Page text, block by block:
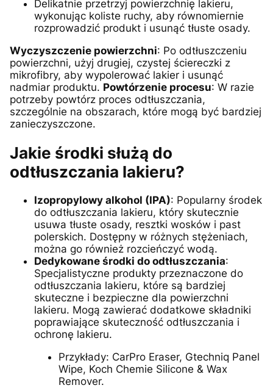
Delikatnie przetrzyj powierzchnię lakieru,
wykonując koliste ruchy, aby równomiernie
rozprowadzić produkt i usunąć tłuste osady.
Wyczyszczenie powierzchni: Po odtłuszczeniu
powierzchni, użyj drugiej, czystej ściereczki z
mikrofibry, aby wypolerować lakier i usunąć
nadmiar produktu. Powtórzenie procesu: W razie
potrzeby powtórz proces odtłuszczania,
szczególnie na obszarach, które mogą być bardziej
zanieczyszczone.
Jakie środki służą do
odtłuszczania lakieru?
Izopropylowy alkohol (IPA): Popularny środek
do odtłuszczania lakieru, który skutecznie
usuwa tłuste osady, resztki wosków i past
polerskich. Dostępny w różnych stężeniach,
można go również rozcieńczyć wodą.
Dedykowane środki do odtłuszczania:
Specjalistyczne produkty przeznaczone do
odtłuszczania lakieru, które są bardziej
skuteczne i bezpieczne dla powierzchni
lakieru. Mogą zawierać dodatkowe składniki
poprawiające skuteczność odtłuszczania i
ochronę lakieru.
Przykłady: CarPro Eraser, Gtechniq Panel
Wipe, Koch Chemie Silicone & Wax
Remover.